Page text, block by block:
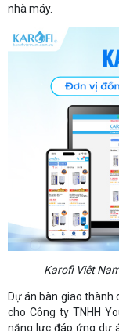
nhà máy.
Karofi Việt
Dự án bàn giao thành
cho Công ty TNHH
năng lực đáp ứng dự